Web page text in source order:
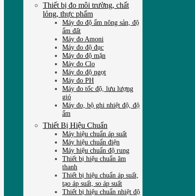
Thiết bị đo môi trường, chất
lỏng, thực phẩm
Máy đo độ ẩm nông sản, độ
ẩm đất
Máy đo Amoni
Máy đo độ đục
Máy đo độ mặn
Máy đo Clo
Máy đo độ ngọt
Máy đo PH
Máy đo tốc độ, lưu lượng
gió
Máy đo, bộ ghi nhiệt độ, độ
ẩm
Thiết Bị Hiệu Chuẩn
Máy hiệu chuẩn áp suất
Máy hiệu chuẩn điện
Máy hiệu chuẩn độ rung
Thiết bị hiệu chuẩn âm
thanh
Thiết bị hiệu chuẩn áp suất,
tạo áp suất, so áp suất
Thiết bị hiệu chuẩn nhiệt độ